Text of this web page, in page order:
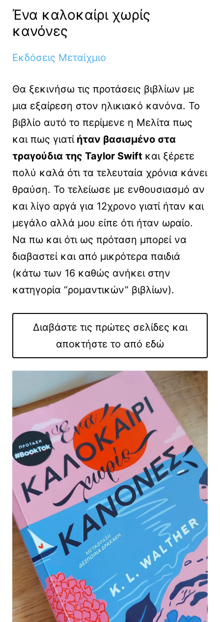
Ένα καλοκαίρι χωρίς
κανόνες
Εκδόσεις Μεταίχμιο
Θα ξεκινήσω τις προτάσεις βιβλίων με
μια εξαίρεση στον ηλικιακό κανόνα. Το
βιβλίο αυτό το περίμενε η Μελίτα πως
και πως γιατίήταν βασισμένο στα
τραγούδια της Taylor Swift και ξέρετε
πολύ καλά ότι τα τελευταία χρόνια κάνει
θραύση. Το τελείωσε με ενθουσιασμό αν
και λίγο αργά για 12χρονο γιατί ήταν και
μεγάλο αλλά μου είπε ότι ήταν ωραίο.
Να πω και ότι ως πρόταση μπορεί να
διαβαστεί και από μικρότερα παιδιά
(κάτω των 16 καθώς ανήκει στην
κατηγορία “ρομαντικών” βιβλίων).
Διαβάστε τις πρώτες σελίδες και
αποκτήστε το από εδώ